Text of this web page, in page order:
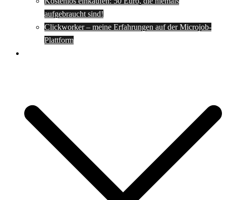
aufgebraucht sind!
Clickworker – meine Erfahrungen auf der Microjob-
Plattform